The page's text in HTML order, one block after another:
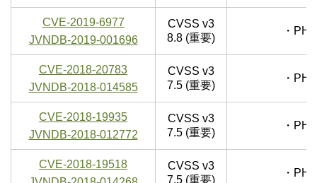
CVE-2019-6977
JVNDB-2019-001696
CVSS v3
8.8 (重要)
・
CVE-2018-20783
JVNDB-2018-014585
CVSS v3
7.5 (重要)
・
CVE-2018-19935
JVNDB-2018-012772
CVSS v3
7.5 (重要)
・
CVE-2018-19518
CVSS v3
7.5 (重要)
・